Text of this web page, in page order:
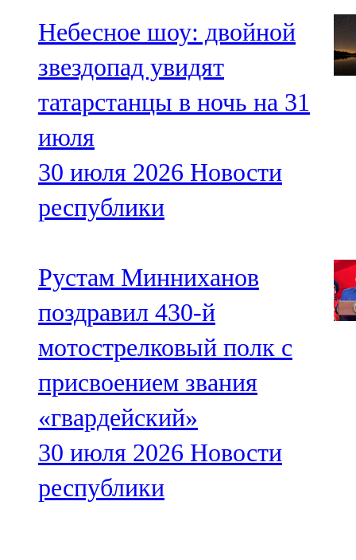
Небесное шоу: двойной
звездопад увидят
татарстанцы в ночь на 31
июля
30 июля 2026 Новости
республики
Рустам Минниханов
поздравил 430-й
мотострелковый полк с
присвоением звания
«гвардейский»
30 июля 2026 Новости
республики